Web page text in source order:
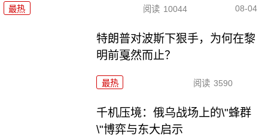
最热 阅读 10044 08-04
特朗普对波斯下狠手，为何在黎
明前戛然而止？
最热 阅读 3590
千机压境：俄乌战场上的\"蜂群
\"博弈与东大启示